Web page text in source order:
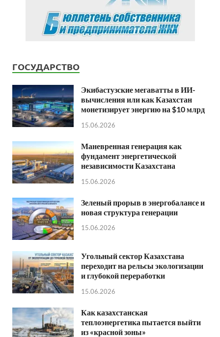
ГОСУДАРСТВО
Экибастузские мегаватты в ИИ-
вычисления или как Казахстан
монетизирует энергию на $10 млрд
15.06.2026
Маневренная генерация как
фундамент энергетической
независимости Казахстана
15.06.2026
Зеленый прорыв в энергобалансе и
новая структура генерации
15.06.2026
Угольный сектор Казахстана
переходит на рельсы экологизации
и глубокой переработки
15.06.2026
Как казахстанская
теплоэнергетика пытается выйти
из «красной зоны»